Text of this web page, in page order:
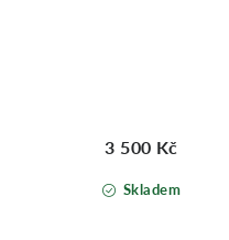
Skladem
3 500 Kč